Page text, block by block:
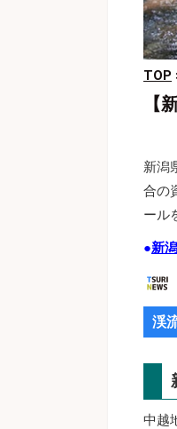
TOP
【
新潟
合の
ール
●新
渓
中越